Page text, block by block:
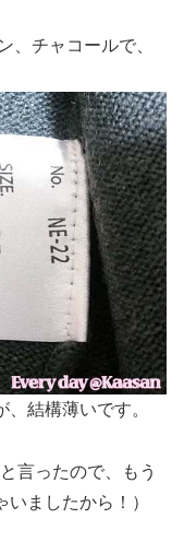
、チャコールで、
結構薄いです。
言ったので、もう
ましたから！）